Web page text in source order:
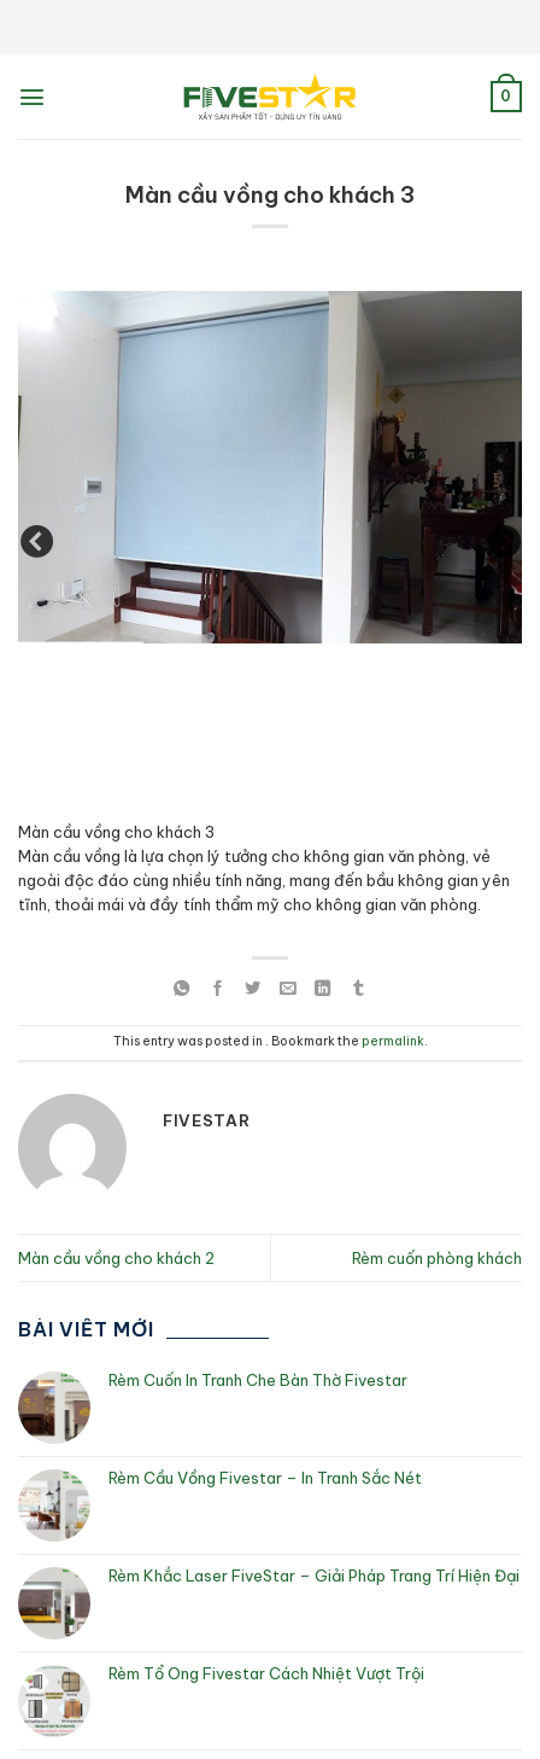
0
BÀI VIẾT MỚI
Rèm Cuốn In Tranh Che Bàn Thờ Fivestar
Rèm Cầu Vồng Fivestar – In Tranh Sắc Nét
Rèm Khắc Laser FiveStar – Giải Pháp Trang Trí Hiện Đại
Rèm Tổ Ong Fivestar Cách Nhiệt Vượt Trội
Màn cầu vồng cho khách 3
Màn cầu vồng cho khách 3
Màn cầu vồng là lựa chọn lý tưởng cho không gian văn phòng, vẻ
ngoài độc đáo cùng nhiều tính năng, mang đến bầu không gian yên
tĩnh, thoải mái và đầy tính thẩm mỹ cho không gian văn phòng.
This entry was posted in . Bookmark the permalink.
FIVESTAR
Màn cầu vồng cho khách 2 Rèm cuốn phòng khách